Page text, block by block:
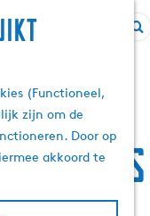
(Functioneel,
zijn om de
Door op
akkoord te
n
1,4
kijkers